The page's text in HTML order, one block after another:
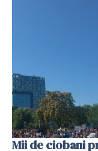
Mii de ciobani